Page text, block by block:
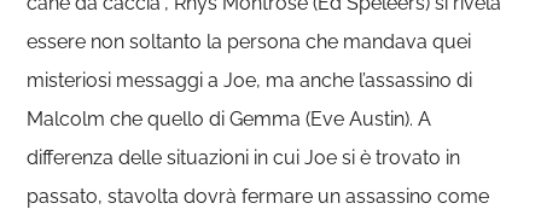
essere non soltanto la persona che mandava quei
misteriosi messaggi a Joe, ma anche l’assassino di
Malcolm che quello di Gemma (Eve Austin). A
differenza delle situazioni in cui Joe si è trovato in
passato, stavolta dovrà fermare un assassino come